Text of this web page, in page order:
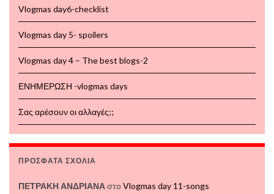
Vlogmas day6-checklist
Vlogmas day 5- spoilers
Vlogmas day 4 – The best blogs-2
ΕΝΗΜΕΡΩΣΗ -vlogmas days
Σας αρέσουν οι αλλαγές;;
ΠΡΌΣΦΑΤΑ ΣΧΌΛΙΑ
ΠΕΤΡΑΚΗ ΑΝΔΡΙΑΝΑστοVlogmas day 11-songs